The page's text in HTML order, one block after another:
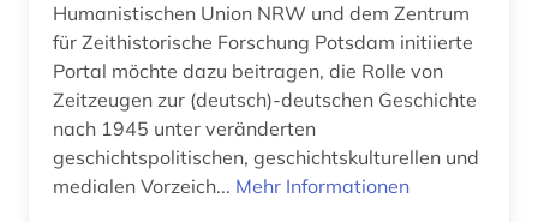
geschichte 1900-2000 (1)
geschichte 1945- (1)
geschichtswissenschaft (1)
geschlechterforschung (2)
Humanistischen Union NRW und dem Zentrum
für Zeithistorische Forschung Potsdam initiierte
Portal möchte dazu beitragen, die Rolle von
Zeitzeugen zur (deutsch)-deutschen Geschichte
nach 1945 unter veränderten
geschichtspolitischen, geschichtskulturellen und
medialen Vorzeich... Mehr Informationen